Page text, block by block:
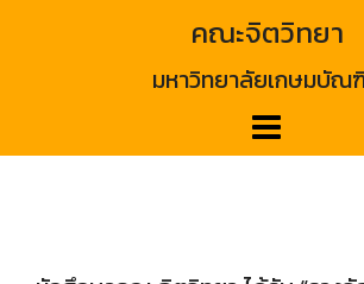
คณะจิตวิทยา
มหาวิทยาลัยเกษมบัณ